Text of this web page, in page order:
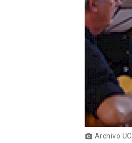
photo_camera Archivo UC